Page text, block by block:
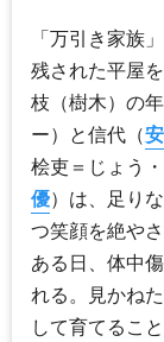
「万引き家族
残された平屋
枝（樹木）の
ー）と信代（
桧吏＝じょう
優）は、足り
つ笑顔を絶や
ある日、体中
れる。見かね
して育てるこ